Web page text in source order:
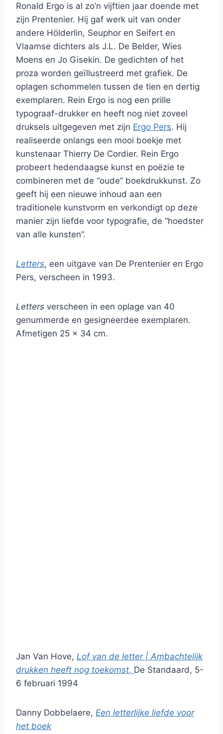
RonaId Ergo is al zo’n vijftien jaar doende met
zijn Prentenier. Hij gaf werk uit van onder
andere Hölderlin, Seuphor en Seifert en
Vlaamse dichters als J.L. De BeIder, Wies
Moens en Jo Gisekin. De gedichten of het
proza worden geïllustreerd met grafiek. De
oplagen schommelen tussen de tien en dertig
exemplaren. Rein Ergo is nog een prille
typograaf-drukker en heeft nog niet zoveel
druksels uitgegeven met zijn Ergo Pers. Hij
realiseerde onlangs een mooi boekje met
kunstenaar Thierry De Cordier. Rein Ergo
probeert hedendaagse kunst en poëzie te
combineren met de “oude” boekdrukkunst. Zo
geeft hij een nieuwe inhoud aan een
traditionele kunstvorm en verkondigt op deze
manier zijn liefde voor typografie, de “hoedster
van alle kunsten”.
Letters, een uitgave van De Prentenier en Ergo
Pers, verscheen in 1993.
Letters verscheen in een oplage van 40
genummerde en gesigneerdee exemplaren.
Afmetigen 25 x 34 cm.
Jan Van Hove, Lof van de letter | Ambachtelijk
drukken heeft nog toekomst, De Standaard, 5-
6 februari 1994
Danny Dobbelaere, Een letterlijke liefde voor
het boek